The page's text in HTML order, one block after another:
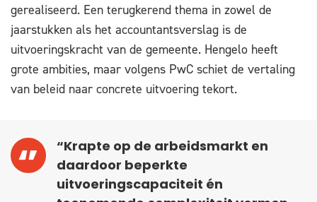
gerealiseerd. Een terugkerend thema in zowel de
jaarstukken als het accountantsverslag is de
uitvoeringskracht van de gemeente. Hengelo heeft
grote ambities, maar volgens PwC schiet de vertaling
van beleid naar concrete uitvoering tekort.
“Krapte op de arbeidsmarkt en
daardoor beperkte
uitvoeringscapaciteit én